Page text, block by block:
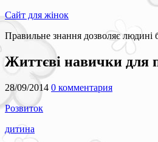
Сайт для жінок
Правильне знання дозволяє людині
Життєві навички для
28/09/2014 0 комментария
Розвиток
дитина